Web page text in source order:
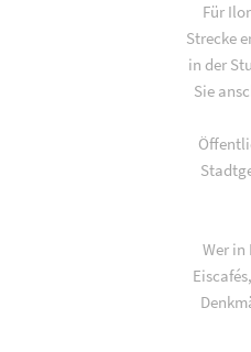
Für
Strecke
in der
Sie
Wer in